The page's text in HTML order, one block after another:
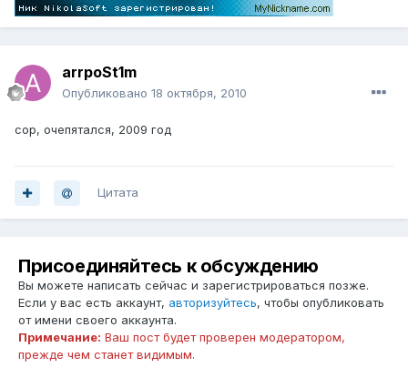
arrpoSt1m
Опубликовано 18 октября, 2010
сор, очепятался, 2009 год
Цитата
Присоединяйтесь к обсуждению
Вы можете написать сейчас и зарегистрироваться позже.
Если у вас есть аккаунт, авторизуйтесь, чтобы опубликовать
от имени своего аккаунта.
Примечание: Ваш пост будет проверен модератором,
прежде чем станет видимым.